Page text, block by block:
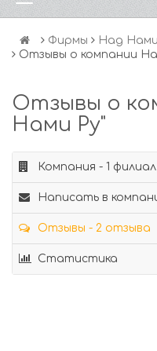
Фирмы
Над
Отзывы о компании
Отзывы о
Нами Ру"
Компания - 1 филиал
Написать в
Отзывы - 2 отзыва
Статистика